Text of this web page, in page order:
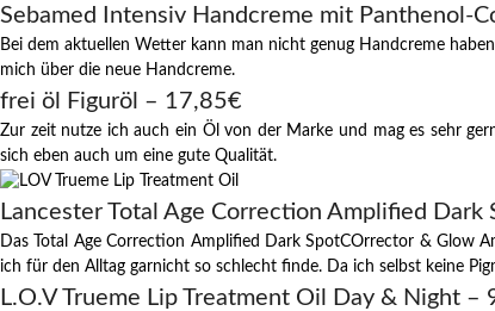
Sebamed Intensiv Handcreme mit Panthenol-
Bei dem aktuellen Wetter kann man nicht genug Handcreme
mich über die neue Handcreme.
frei öl Figuröl – 17,85€
Zur zeit nutze ich auch ein Öl von der Marke und mag es sehr
sich eben auch um eine gute Qualität.
Lancester Total Age Correction Amplified
Das Total Age Correction Amplified Dark SpotCOrrector & Glow
ich für den Alltag garnicht so schlecht finde. Da ich selbst keine
L.O.V Trueme Lip Treatment Oil Day & Night –